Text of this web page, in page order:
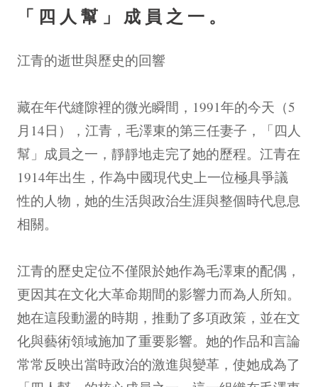
「四人幫」成員之一。
江青的逝世與歷史的回響
藏在年代縫隙裡的微光瞬間，1991年的今天（5
月14日），江青，毛澤東的第三任妻子，「四人
幫」成員之一，靜靜地走完了她的歷程。江青在
1914年出生，作為中國現代史上一位極具爭議
性的人物，她的生活與政治生涯與整個時代息息
相關。
江青的歷史定位不僅限於她作為毛澤東的配偶，
更因其在文化大革命期間的影響力而為人所知。
她在這段動盪的時期，推動了多項政策，並在文
化與藝術領域施加了重要影響。她的作品和言論
常常反映出當時政治的激進與變革，使她成為了